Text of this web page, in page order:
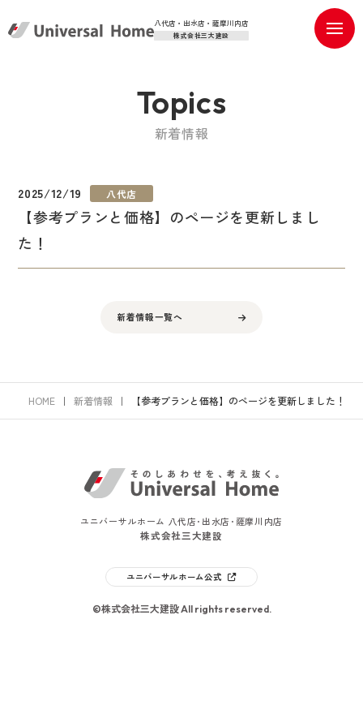
八代店・出水店・薩摩川内店
株式会社三大建設
Topics
新着情報
2025/12/19 八代店
【参考プランと価格】のページを更新しまし
た！
新着情報一覧へ
HOME 新着情報 【参考プランと価格】のページを更新しました！
ユニバーサルホーム 八代店･出水店･薩摩川内店
株式会社三大建設
ユニバーサルホーム公式
©株式会社三大建設 All rights reserved.